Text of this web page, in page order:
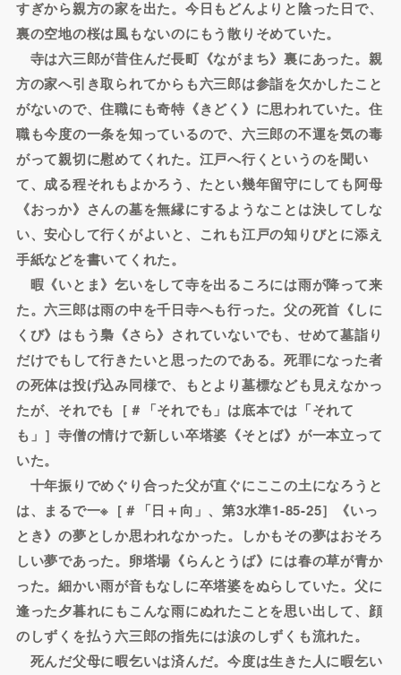
すぎから親方の家を出た。今日もどんよりと陰った日で、
裏の空地の桜は風もないのにもう散りそめていた。
寺は六三郎が昔住んだ長町《ながまち》裏にあった。親
方の家へ引き取られてからも六三郎は参詣を欠かしたこと
がないので、住職にも奇特《きどく》に思われていた。住
職も今度の一条を知っているので、六三郎の不運を気の毒
がって親切に慰めてくれた。江戸へ行くというのを聞い
て、成る程それもよかろう、たとい幾年留守にしても阿母
《おっか》さんの墓を無縁にするようなことは決してしな
い、安心して行くがよいと、これも江戸の知りびとに添え
手紙などを書いてくれた。
暇《いとま》乞いをして寺を出るころには雨が降って来
た。六三郎は雨の中を千日寺へも行った。父の死首《しに
くび》はもう梟《さら》されていないでも、せめて墓詣り
だけでもして行きたいと思ったのである。死罪になった者
の死体は投げ込み同様で、もとより墓標なども見えなかっ
たが、それでも［＃「それでも」は底本では「それて
も」］寺僧の情けで新しい卒塔婆《そとば》が一本立って
いた。
十年振りでめぐり合った父が直ぐにここの土になろうと
は、まるで一※［＃「日＋向」、第3水準1-85-25］《いっ
とき》の夢としか思われなかった。しかもその夢はおそろ
しい夢であった。卵塔場《らんとうば》には春の草が青か
った。細かい雨が音もなしに卒塔婆をぬらしていた。父に
逢った夕暮れにもこんな雨にぬれたことを思い出して、顔
のしずくを払う六三郎の指先には涙のしずくも流れた。
死んだ父母に暇乞いは済んだ。今度は生きた人に暇乞い